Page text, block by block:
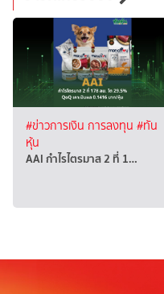
#ข่าวการเงิน การลงทุน #ทัน
หุ้น
AAI กำไรไตรมาส 2 ที่ 1…